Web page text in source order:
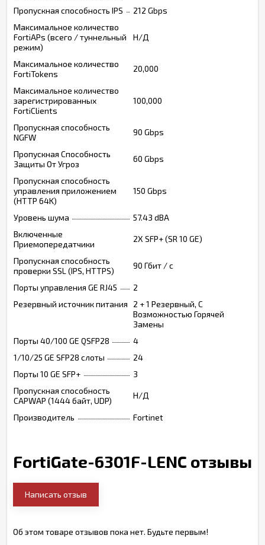
Пропускная способность IPS
212 Gbps
Максимальное количество
FortiAPs (всего / туннельный
режим)
Н/Д
Максимальное количество
FortiTokens
20,000
Максимальное количество
зарегистрированных
FortiClients
100,000
Пропускная способность
NGFW
90 Gbps
Пропускная Способность
Защиты От Угроз
60 Gbps
Пропускная способность
управления приложением
(HTTP 64K)
150 Gbps
Уровень шума
57.43 dBA
Включенные
Приемопередатчики
2X SFP+ (SR 10 GE)
Пропускная способность
проверки SSL (IPS, HTTPS)
90 Гбит / с
Порты управления GE RJ45
2
Резервный источник питания
2 + 1 Резервный, С
Возможностью Горячей
Замены
Порты 40/100 GE QSFP28
4
1/10/25 GE SFP28 слоты
24
Порты 10 GE SFP+
3
Пропускная способность
CAPWAP (1444 байт, UDP)
Н/Д
Производитель Fortinet
FortiGate-6301F-LENC отзывы
Написать отзыв
Об этом товаре отзывов пока нет. Будьте первым!